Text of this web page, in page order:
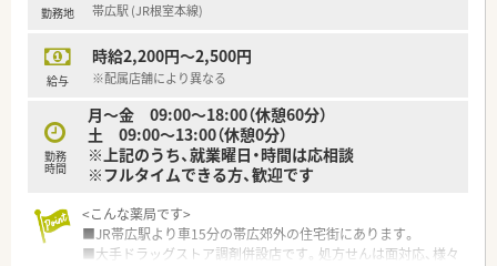
勤務地 帯広駅 (JR根室本線)
給与
時給2,200円～2,500円
※配属店舗により異なる
勤務
時間
月～金 09:00～18:00（休憩60分）
土 09:00～13:00（休憩0分）
※上記のうち、就業曜日・時間は応相談
※フルタイムできる方、歓迎です
<こんな薬局です>
■JR帯広駅より車15分の帯広郊外の住宅街にあります。
■大手ドラッグストア調剤併設店です。処方せんは面対応、様々